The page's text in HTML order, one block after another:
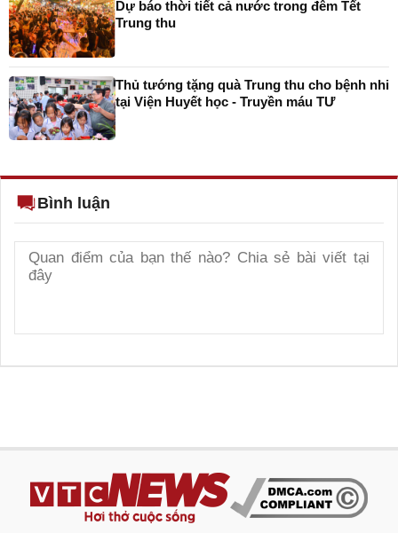
Dự báo thời tiết cả nước trong đêm Tết
Trung thu
Thủ tướng tặng quà Trung thu cho bệnh nhi
tại Viện Huyết học - Truyền máu TƯ
Bình luận